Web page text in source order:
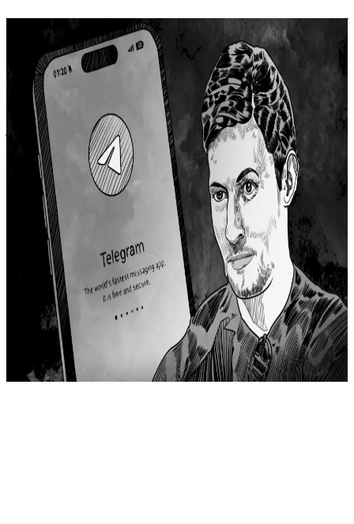
تلغرام: توازن الخصوصية والحرية والامتثال
كانت ولا زالت حرية التعبير وحماية الخصوصية تعتبران على وجه
الخصوص من أهم مبادئ الديمقراطية الراسخة في دساتير وقوانين
الأنظمة الغربية. فمثلاً ينص التعديل الأول لدستور الولايات المتحدة
الأمريكية على أنه لا يُصدِر الكونغرس أي قانون خاص بإقامة دين من
الأديان أو يمنع حرية ممارسته، أو يحد من حرية الكلام أو الصحافة، أو
من حق […]
التشفير التعديل الأول
التعديل الرابع
Ahmad Okbelbab
Ahmad Okbelbab
عرض الملف
الشخصي
١٤ يناير ٢٠٢٥